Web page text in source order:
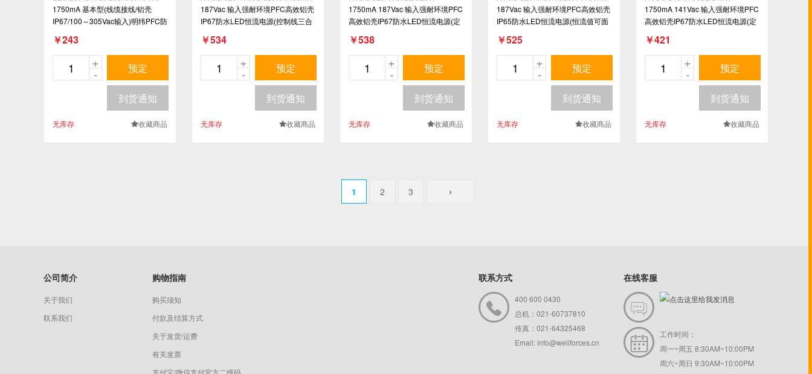
1750mA 基本型(线缆接线/铝壳
IP67/100～305Vac输入)明纬PFC防
￥243
-
+ 预定
到货通知
无库存 .收藏商品
187Vac 输入强耐环境PFC高效铝壳
IP67防水LED恒流电源(控制线三合
￥534
-
+ 预定
到货通知
无库存 .收藏商品
1750mA 187Vac 输入强耐环境PFC
高效铝壳IP67防水LED恒流电源(定
￥538
-
+ 预定
到货通知
无库存 .收藏商品
187Vac 输入强耐环境PFC高效铝壳
IP65防水LED恒流电源(恒流值可面
￥525
-
+ 预定
到货通知
无库存 .收藏商品
1750mA 141Vac 输入强耐环境PFC
高效铝壳IP67防水LED恒流电源(定
￥421
-
+ 预定
到货通知
无库存 .收藏商品
1 2 3 ›
公司简介
关于我们
联系我们
购物指南
购买须知
付款及结算方式
关于发货/运费
有关发票
联系方式

400 600 0430
总机：021-60737810
传真：021-64325468
Email: info@wellforces.cn
在线客服


工作时间：
周一~周五 8:30AM~10:00PM
周六~周日 9:30AM~10:00PM